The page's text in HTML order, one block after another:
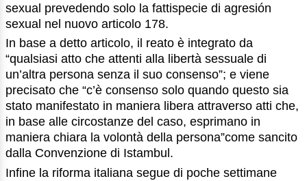
sexual prevedendo solo la fattispecie di agresión
sexual nel nuovo articolo 178.
In base a detto articolo, il reato è integrato da
“qualsiasi atto che attenti alla libertà sessuale di
un’altra persona senza il suo consenso”; e viene
precisato che “c’è consenso solo quando questo sia
stato manifestato in maniera libera attraverso atti che,
in base alle circostanze del caso, esprimano in
maniera chiara la volontà della persona”come sancito
dalla Convenzione di Istambul.
Infine la riforma italiana segue di poche settimane